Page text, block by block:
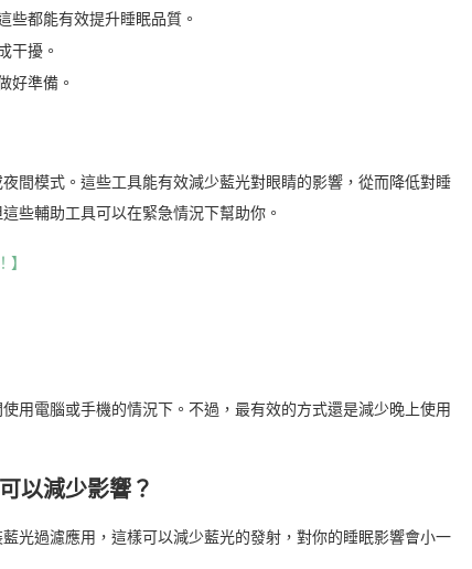
些都能有效提升睡眠品質。
干擾。
好準備。
間模式。這些工具能有效減少藍光對眼睛的影響，從而降低對睡
些輔助工具可以在緊急情況下幫助你。
】
用電腦或手機的情況下。不過，最有效的方式還是減少晚上使用
以減少影響？
光過濾應用，這樣可以減少藍光的發射，對你的睡眠影響會小一